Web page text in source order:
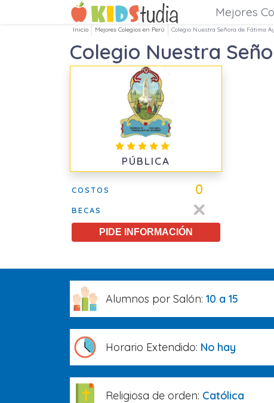
Mejores
Inicio Mejores Colegios en Perú Colegio Nuestra Señora de Fátima
Colegio Nuestra
PÚBLICA
COSTOS 0
BECAS
PIDE INFORMACIÓN
Alumnos por Salón: 10 a 15
Horario Extendido: No hay
Religiosa de orden: Católica